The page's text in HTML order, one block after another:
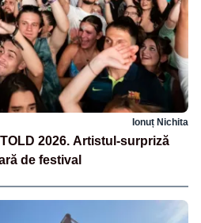
Ionuț Nichita
2026. Artistul-surpriză
de festival